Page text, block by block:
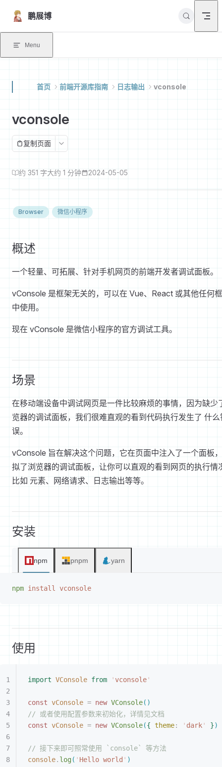
Skip to content
鹏展博
Menu
首页 前端开源库指南 日志输出 vconsole
vconsole
复制页面
约 351 字大约 1 分钟 2024-05-05
Browser 微信小程序
概述
一个轻量、可拓展、针对手机网页的前端开发者调试面板。
vConsole 是框架无关的，可以在 Vue、React 或其他任何
中使用。
现在 vConsole 是微信小程序的官方调试工具。
场景
在移动端设备中调试网页是一件比较麻烦的事情，因为缺少
览器的调试面板，我们很难直观的看到代码执行发生了 什么
误。
vConsole 旨在解决这个问题，它在页面中注入了一个面板
拟了浏览器的调试面板，让你可以直观的看到网页的执行情
比如 元素、网络请求、日志输出等等。
安装
npm pnpm yarn
npm install vconsole
使用
import VConsole from 'vconsole'
const vConsole = new VConsole( )
// 或者使用配置参数来初始化，详情见文档
const vConsole = new VConsole({ theme: ' dark' })
// 接下来即可照常使用 `console` 等方法
console. log( ' Hello world ' )